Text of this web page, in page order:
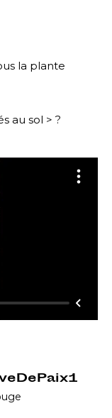
la plante
au sol > ?